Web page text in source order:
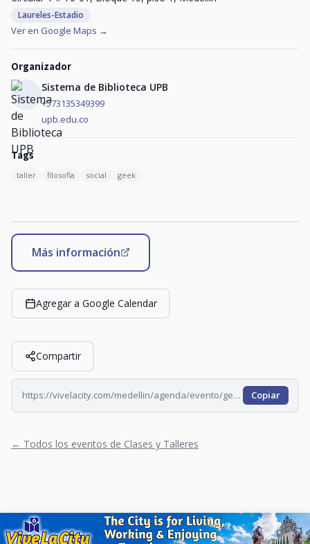
Laureles-Estadio
Ver en Google Maps →
Organizador
Sistema de Biblioteca UPB
+573135349399
upb.edu.co
Tags
taller filosofia social geek
Más información
Agregar a Google Calendar
Compartir
https://vivelacity.com/medellin/agenda/evento/geeko-filosofia-de-lo-geek-2026-07-23 Copiar
← Todos los eventos de Clases y Talleres